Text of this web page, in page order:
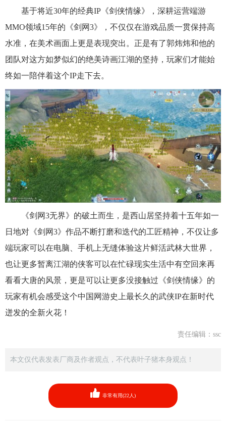
基于将近30年的经典IP《剑侠情缘》，深耕运营端游
MMO领域15年的《剑网3》，不仅仅在游戏品质一贯保持高
水准，在美术画面上更是表现突出。正是有了郭炜炜和他的
团队对这方如梦似幻的绝美诗画江湖的坚持，玩家们才能始
终如一陪伴着这个IP走下去。
《剑网3无界》的破土而生，是西山居坚持着十五年如一
日地对《剑网3》作品不断打磨和迭代的工匠精神，不仅让多
端玩家可以在电脑、手机上无缝体验这片鲜活武林大世界，
也让更多暂离江湖的侠客可以在忙碌现实生活中有空回来再
看看大唐的风景，更是可以让更多没接触过《剑侠情缘》的
玩家有机会感受这个中国网游史上最长久的武侠IP在新时代
迸发的全新火花！
责任编辑：ssc
本文仅代表发表厂商及作者观点，不代表叶子猪本身观点！
非常有用(22人)